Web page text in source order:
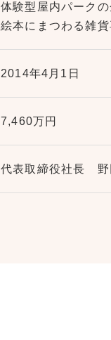
体験型屋内パーク
絵本にまつわる雑
2014年4月1日
7,460万円
代表取締役社長 野